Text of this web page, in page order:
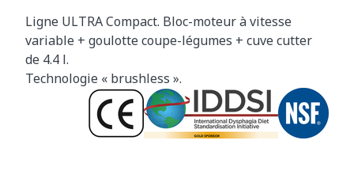
Ligne ULTRA Compact. Bloc-moteur à vitesse
variable + goulotte coupe-légumes + cuve cutter
de 4.4 l.
Technologie « brushless ».